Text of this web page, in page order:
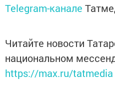
Telegram-канале
Читайте новости
национальном
https://max.ru/tatmedia